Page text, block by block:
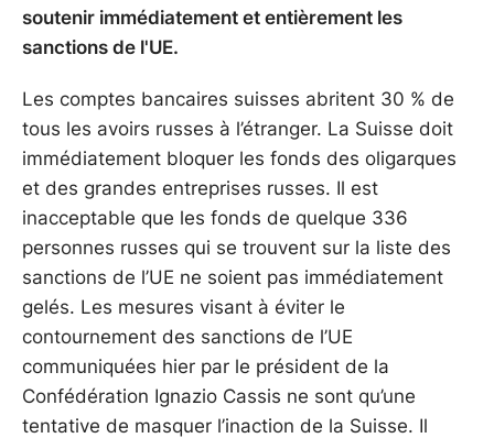
soutenir immédiatement et entièrement les
sanctions de l'UE.
Les comptes bancaires suisses abritent 30 % de
tous les avoirs russes à l’étranger. La Suisse doit
immédiatement bloquer les fonds des oligarques
et des grandes entreprises russes. Il est
inacceptable que les fonds de quelque 336
personnes russes qui se trouvent sur la liste des
sanctions de l’UE ne soient pas immédiatement
gelés. Les mesures visant à éviter le
contournement des sanctions de l’UE
communiquées hier par le président de la
Confédération Ignazio Cassis ne sont qu’une
tentative de masquer l’inaction de la Suisse. Il